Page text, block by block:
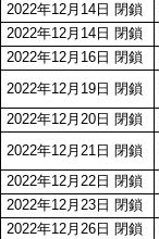
2022年12月14日 閉鎖
2022年12月14日 閉鎖
2022年12月16日 閉鎖
2022年12月19日 閉鎖
2022年12月20日 閉鎖
2022年12月21日 閉鎖
2022年12月22日 閉鎖
2022年12月23日 閉鎖
2022年12月26日 閉鎖